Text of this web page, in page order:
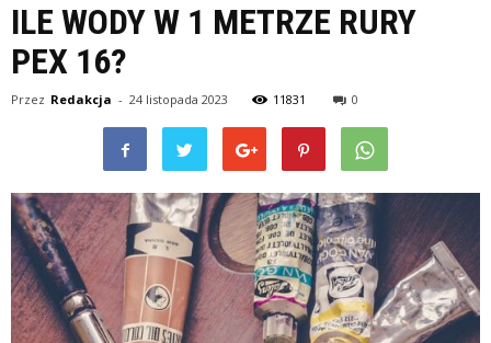
ILE WODY W 1 METRZE RURY
PEX 16?
Przez Redakcja - 24 listopada 2023 11831 0